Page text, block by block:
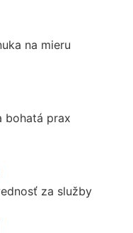
na mieru
bohatá prax
za služby